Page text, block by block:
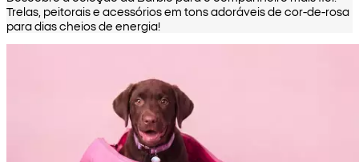
Trelas, peitorais e acessórios em tons adoráveis de cor-de-rosa
para dias cheios de energia!